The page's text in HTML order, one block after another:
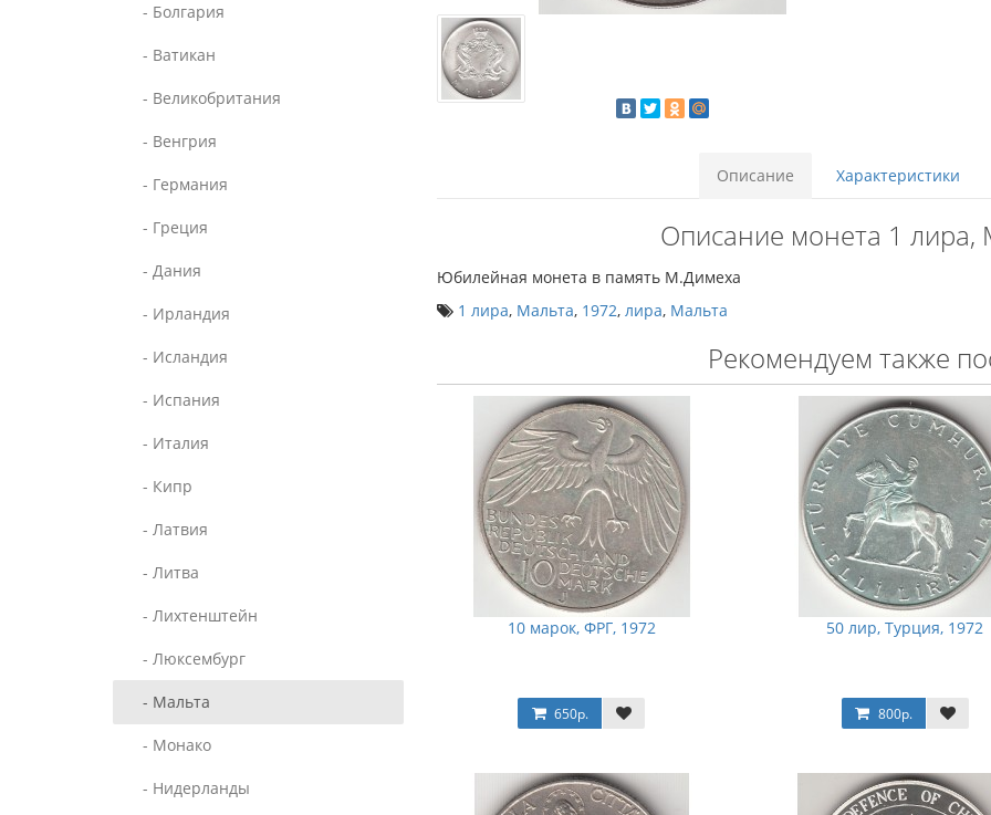
- Болгария
- Ватикан
- Великобритания
- Венгрия
- Германия
- Греция
- Дания
- Ирландия
- Исландия
- Испания
- Италия
- Кипр
- Латвия
- Литва
- Лихтенштейн
- Люксембург
- Мальта
- Монако
- Нидерланды
Описание Характеристики
Описание монета 1 лира,
Юбилейная монета в память М.Димеха
1 лира, Мальта, 1972, лира, Мальта
Рекомендуем также
10 марок, ФРГ, 1972
650р.
50 лир, Турция, 1972
800р.